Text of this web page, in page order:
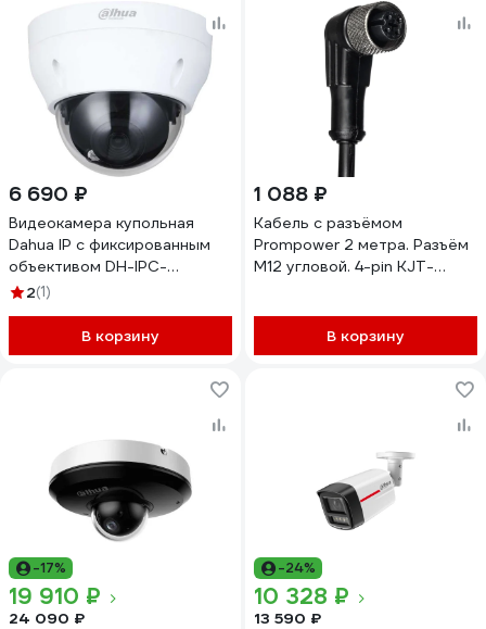
6 690 ₽
Видеокамера купольная
Dahua IP с фиксированным
объективом DH-IPC-
HDPW1431R1P-0280B-S4
2(1)
В корзину
1 088 ₽
Кабель с разъёмом
Prompower 2 метра. Разъём
M12 угловой. 4-pin KJT-
В корзину
-17%
19 910 ₽
24 090 ₽
-24%
10 328 ₽
13 590 ₽